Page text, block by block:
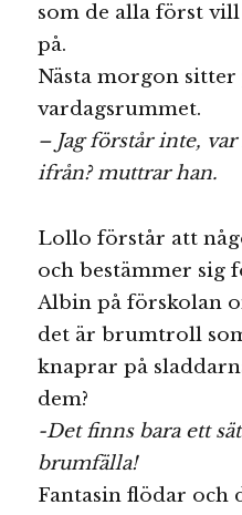
som de alla först
på.
Nästa morgon sitter
vardagsrummet.
– Jag förstår inte,
ifrån? muttrar han.
Lollo förstår att
och bestämmer sig
Albin på förskolan
det är brumtroll
knaprar på
dem?
-Det finns bara ett
brumfälla!
Fantasin flödar och